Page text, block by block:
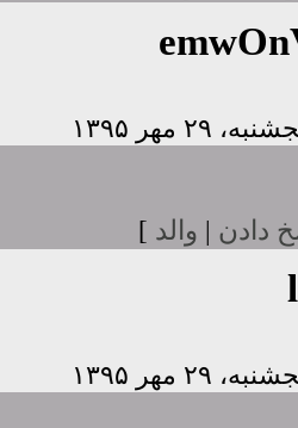
دادن | والد ]